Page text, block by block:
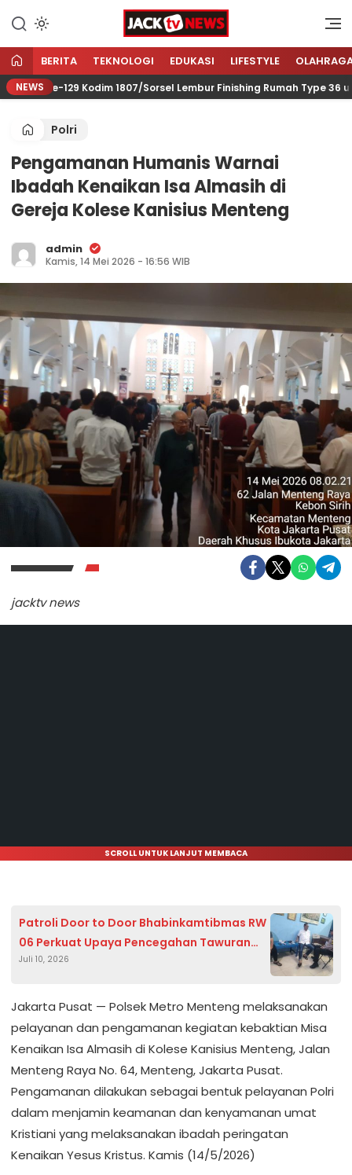
konten
Jacktvnews.com
Sumber Referensi Terpercaya
BERITA TEKNOLOGI EDUKASI LIFESTYLE
NEWS
Ke-129 Kodim 1807/Sorsel Lembur Finishing Rumah Type 36 untuk
Polri
Pengamanan Humanis Warnai
Ibadah Kenaikan Isa Almasih di
Gereja Kolese Kanisius Menteng
admin
Kamis, 14 Mei 2026 - 16:56 WIB
jacktv news
SCROLL UNTUK LANJUT MEMBACA
Patroli Door to Door Bhabinkamtibmas RW
06 Perkuat Upaya Pencegahan Tawuran
dan Kejahatan Malam
Juli 10, 2026
Jakarta Pusat — Polsek Metro Menteng melaksanakan
pelayanan dan pengamanan kegiatan kebaktian Misa
Kenaikan Isa Almasih di Kolese Kanisius Menteng, Jalan
Menteng Raya No. 64, Menteng, Jakarta Pusat.
Pengamanan dilakukan sebagai bentuk pelayanan Polri
dalam menjamin keamanan dan kenyamanan umat
Kristiani yang melaksanakan ibadah peringatan
Kenaikan Yesus Kristus. Kamis (14/5/2026)